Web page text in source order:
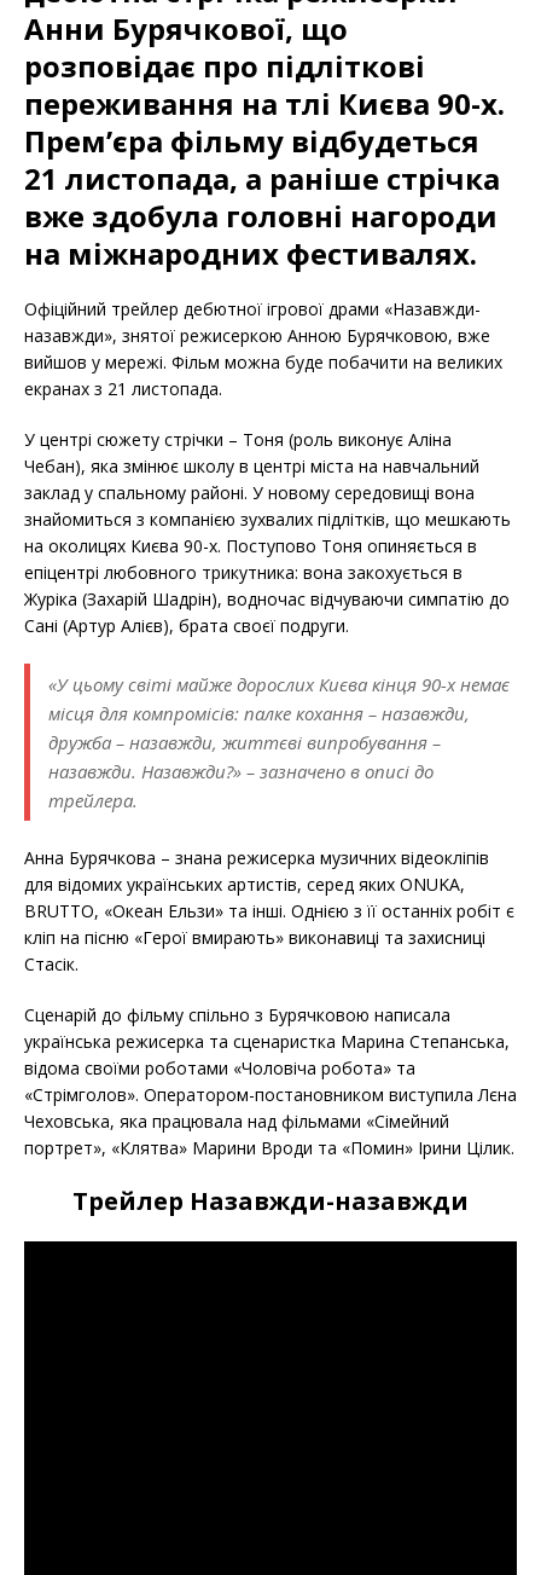
Анни Бурячкової, що
розповідає про підліткові
переживання на тлі Києва 90-х.
Прем’єра фільму відбудеться
21 листопада, а раніше стрічка
вже здобула головні нагороди
на міжнародних фестивалях.
Офіційний трейлер дебютної ігрової драми «Назавжди-
назавжди», знятої режисеркою Анною Бурячковою, вже
вийшов у мережі. Фільм можна буде побачити на великих
екранах з 21 листопада.
У центрі сюжету стрічки – Тоня (роль виконує Аліна
Чебан), яка змінює школу в центрі міста на навчальний
заклад у спальному районі. У новому середовищі вона
знайомиться з компанією зухвалих підлітків, що мешкають
на околицях Києва 90-х. Поступово Тоня опиняється в
епіцентрі любовного трикутника: вона закохується в
Журіка (Захарій Шадрін), водночас відчуваючи симпатію до
Сані (Артур Алієв), брата своєї подруги.
«У цьому світі майже дорослих Києва кінця 90-х немає
місця для компромісів: палке кохання – назавжди,
дружба – назавжди, життєві випробування –
назавжди. Назавжди?» – зазначено в описі до
трейлера.
Анна Бурячкова – знана режисерка музичних відеокліпів
для відомих українських артистів, серед яких ONUKA,
BRUTTO, «Океан Ельзи» та інші. Однією з її останніх робіт є
кліп на пісню «Герої вмирають» виконавиці та захисниці
Стасік.
Сценарій до фільму спільно з Бурячковою написала
українська режисерка та сценаристка Марина Степанська,
відома своїми роботами «Чоловіча робота» та
«Стрімголов». Оператором-постановником виступила Лєна
Чеховська, яка працювала над фільмами «Сімейний
портрет», «Клятва» Марини Вроди та «Помин» Ірини Цілик.
Трейлер Назавжди-назавжди